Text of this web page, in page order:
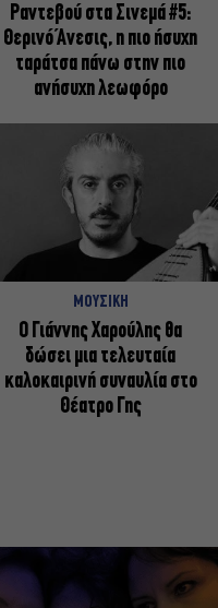
Ραντεβού στα Σινεμά #5:
Θερινό Άνεσις, η πιο ήσυχη
ταράτσα πάνω στην πιο
ανήσυχη λεωφόρο
ΜΟΥΣΙΚΗ
Ο Γιάννης Χαρούλης θα
δώσει μια τελευταία
καλοκαιρινή συναυλία στο
Θέατρο Γης